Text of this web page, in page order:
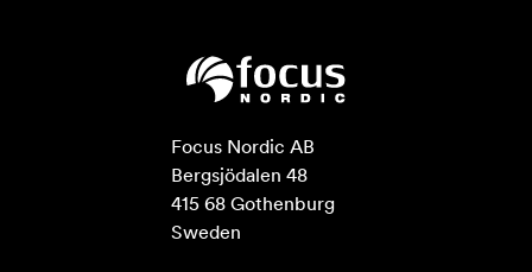
Focus Nordic AB
Bergsjödalen 48
415 68 Gothenburg
Sweden